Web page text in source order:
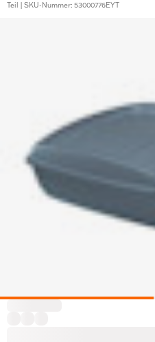
Teil | SKU-Nummer: 53000776EYT